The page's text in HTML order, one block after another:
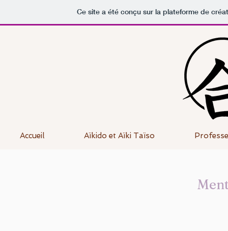
Ce site a été conçu sur la plateforme de
Accueil Aïkido et Aïki Taïso